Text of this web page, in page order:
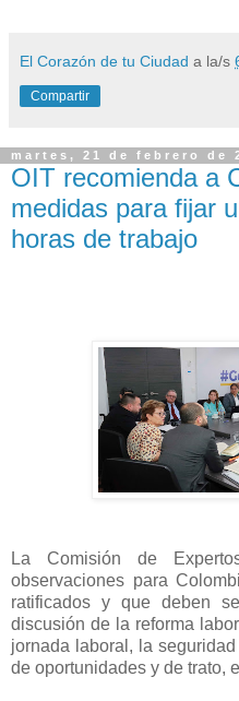
El Corazón de tu Ciudad a la/s
Compartir
martes, 21 de febrero de
OIT recomienda a
medidas para fijar
horas de trabajo
La Comisión de
observaciones para
ratificados y que deben
discusión de la reforma
jornada laboral, la
de oportunidades y de trato,